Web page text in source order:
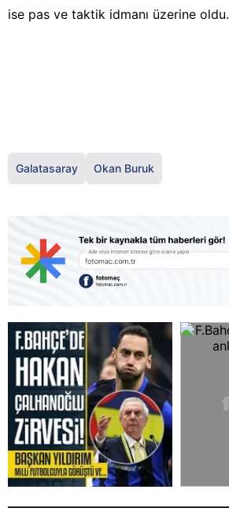
ise pas ve taktik idmanı üzerine oldu.
Galatasaray Okan Buruk